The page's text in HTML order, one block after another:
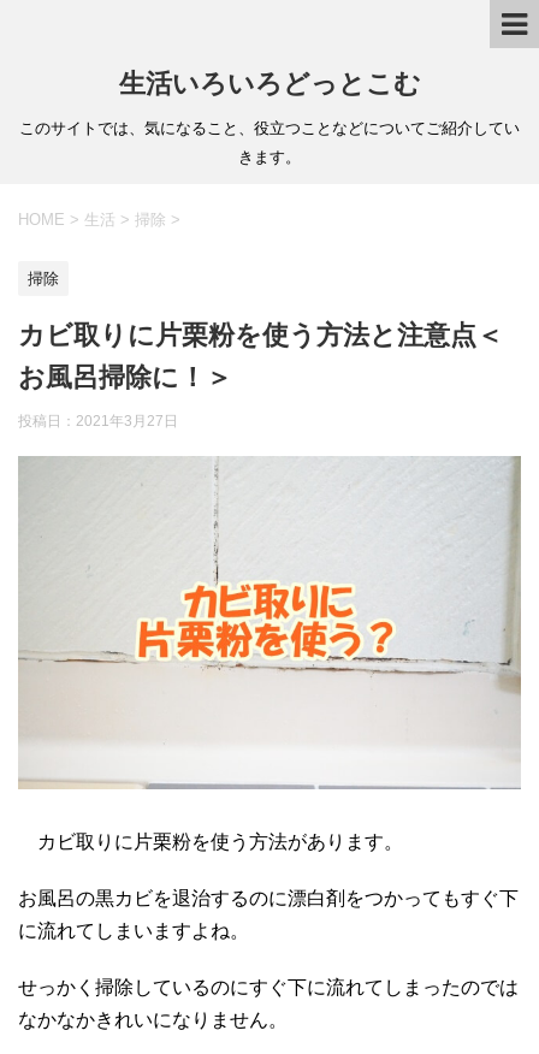
生活いろいろどっとこむ
このサイトでは、気になること、役立つことなどについてご紹介してい
きます。
HOME > 生活 > 掃除 >
掃除
カビ取りに片栗粉を使う方法と注意点＜
お風呂掃除に！＞
投稿日： 2021年3月27日
カビ取りに片栗粉を使う方法があります。
お風呂の黒カビを退治するのに漂白剤をつかってもすぐ下
に流れてしまいますよね。
せっかく掃除しているのにすぐ下に流れてしまったのでは
なかなかきれいになりません。